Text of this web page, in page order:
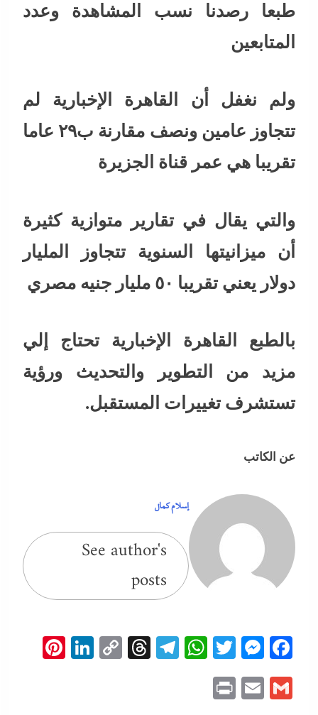
طبعا رصدنا نسب المشاهدة وعدد
المتابعين
ولم نغفل أن القاهرة الإخبارية لم
تتجاوز عامين ونصف مقارنة ب٢٩ عاما
تقريبا هي عمر قناة الجزيرة
والتي يقال في تقارير متوازية كثيرة
أن ميزانيتها السنوية تتجاوز المليار
دولار يعني تقريبا ٥٠ مليار جنيه مصري
بالطبع القاهرة الإخبارية تحتاج إلي
مزيد من التطوير والتحديث ورؤية
تستشرف تغييرات المستقبل.
عن الكاتب
إسلام كمال
See author's
posts
Facebook
Messenger
Twitter
WhatsApp
Telegram
Threads
Copy
Gmail
Email